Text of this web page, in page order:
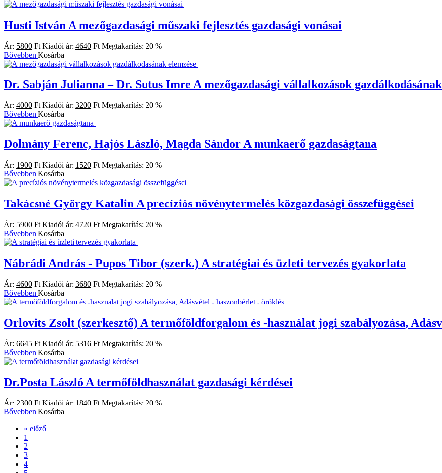
Husti István A mezőgazdasági műszaki fejlesztés gazdasági vonásai
Ár: 5800 Ft Kiadói ár: 4640 Ft Megtakarítás: 20 %
Bővebben Kosárba
Dr. Sabján Julianna – Dr. Sutus Imre A mezőgazdasági vállalkozások
Ár: 4000 Ft Kiadói ár: 3200 Ft Megtakarítás: 20 %
Bővebben Kosárba
Dolmány Ferenc, Hajós László, Magda SándorA munkaerő gazdaságtana
Ár: 1900 Ft Kiadói ár: 1520 Ft Megtakarítás: 20 %
Bővebben Kosárba
Takácsné György Katalin A precíziós növénytermelés közgazdasági összefüggései
Ár: 5900 Ft Kiadói ár: 4720 Ft Megtakarítás: 20 %
Bővebben Kosárba
Nábrádi András - Pupos Tibor (szerk.) A stratégiai és üzleti tervezés gyakorlata
Ár: 4600 Ft Kiadói ár: 3680 Ft Megtakarítás: 20 %
Bővebben Kosárba
Orlovits Zsolt (szerkesztő) A termőföldforgalom és -használat jogi szabályozása,
Ár: 6645 Ft Kiadói ár: 5316 Ft Megtakarítás: 20 %
Bővebben Kosárba
Dr.Posta László A termőföldhasználat gazdasági kérdései
Ár: 2300 Ft Kiadói ár: 1840 Ft Megtakarítás: 20 %
Bővebben Kosárba
« előző
1
2
3
4